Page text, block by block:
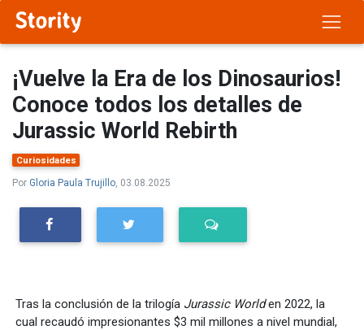
¡Vuelve la Era de los Dinosaurios!
Conoce todos los detalles de
Jurassic World Rebirth
Curiosidades
Por Gloria Paula Trujillo , 03.08.2025
Tras la conclusión de la trilogía Jurassic Worlden 2022, la
cual recaudó impresionantes $3 mil millones a nivel mundial,